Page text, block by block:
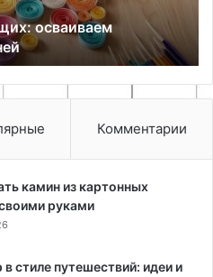
осваиваем
Комментарии
камин из картонных
руками
в стиле путешествий: идеи и